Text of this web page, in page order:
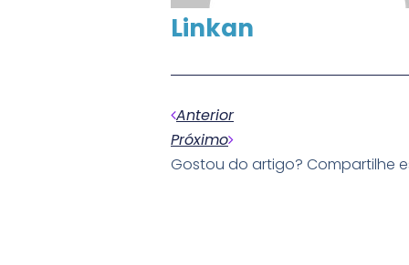
Linkan
Anterior
Próximo
Gostou do artigo? Compartilhe